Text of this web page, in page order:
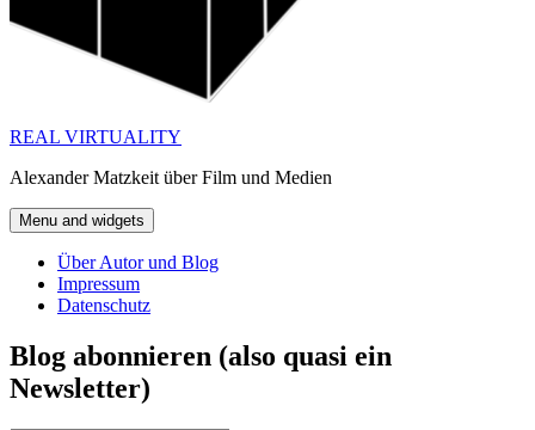
REAL VIRTUALITY
Alexander Matzkeit über Film und Medien
Menu and widgets
Über Autor und Blog
Impressum
Datenschutz
Blog abonnieren (also quasi ein
Newsletter)